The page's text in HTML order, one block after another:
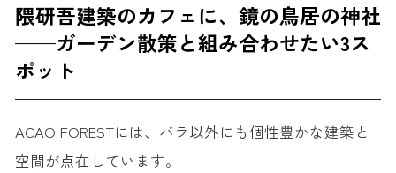
隈研吾建築のカフェに、鏡の鳥居の神社
——ガーデン散策と組み合わせたい3ス
ポット
ACAO FORESTには、バラ以外にも個性豊かな建築と
空間が点在しています。